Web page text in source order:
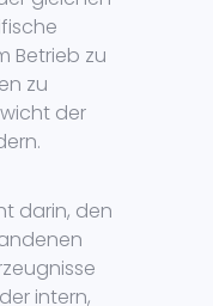
Betrieb zu
zu
der
darin, den
intern,